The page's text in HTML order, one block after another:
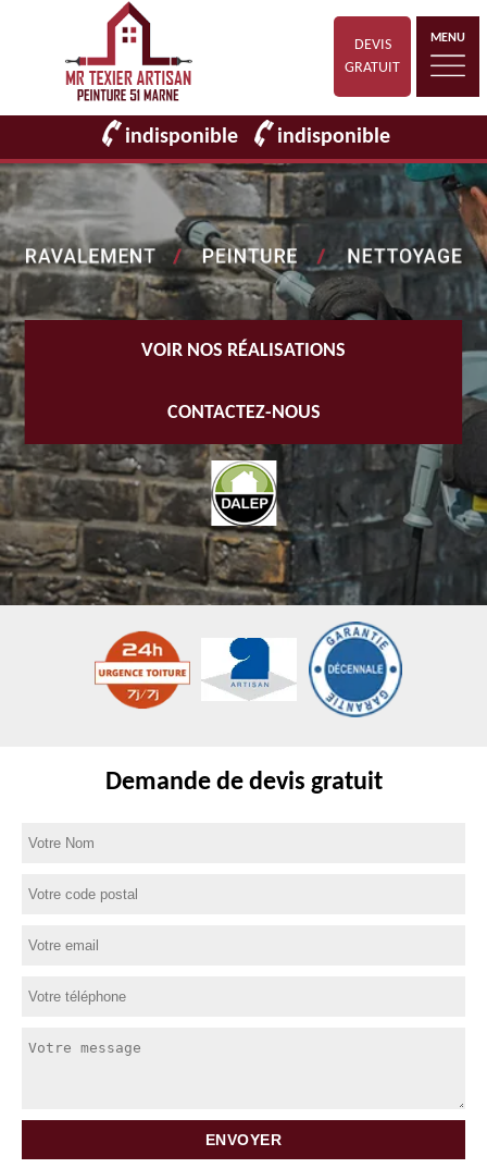
DEVIS
GRATUIT
MENU
indisponible indisponible
VOIR NOS RÉALISATIONS
CONTACTEZ-NOUS
Demande de devis gratuit